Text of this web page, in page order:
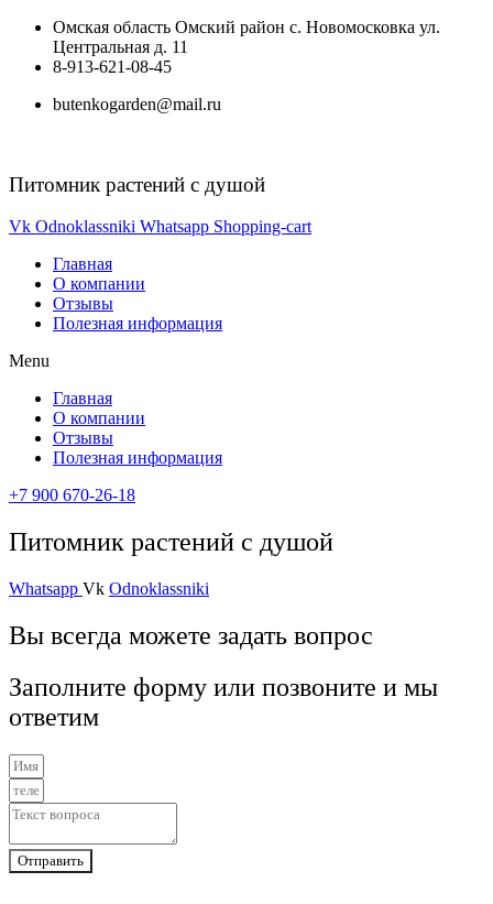
Перейти
содержимому
Омская область Омский район с. Новомосковка ул.
Центральная д. 11
8-913-621-08-45
butenkogarden@mail.ru
Питомник растений с душой
Vk Odnoklassniki Whatsapp Shopping-cart
Главная
О компании
Отзывы
Полезная информация
Menu
Главная
О компании
Отзывы
Полезная информация
+7 900 670-26-18
Питомник растений с душой
Whatsapp Vk Odnoklassniki
Вы всегда можете задать вопрос
Заполните форму или позвоните и мы
ответим
Отправить